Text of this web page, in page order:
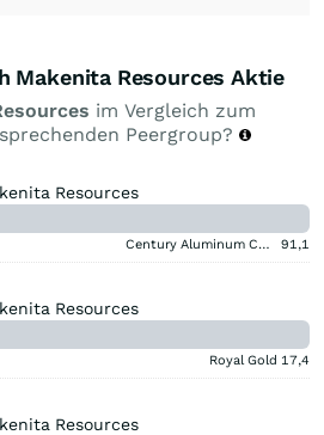
Makenita Resources Aktie
im Vergleich zum
Peergroup?
Resources
Century Aluminum Company 91,1
Resources
Royal Gold 17,4
Resources